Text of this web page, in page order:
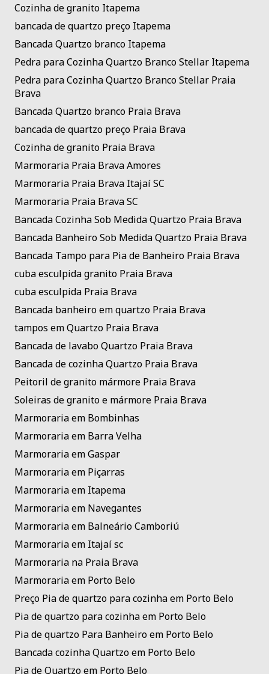
Cozinha de granito Itapema
bancada de quartzo preço Itapema
Bancada Quartzo branco Itapema
Pedra para Cozinha Quartzo Branco Stellar Itapema
Pedra para Cozinha Quartzo Branco Stellar Praia
Brava
Bancada Quartzo branco Praia Brava
bancada de quartzo preço Praia Brava
Cozinha de granito Praia Brava
Marmoraria Praia Brava Amores
Marmoraria Praia Brava Itajaí SC
Marmoraria Praia Brava SC
Bancada Cozinha Sob Medida Quartzo Praia Brava
Bancada Banheiro Sob Medida Quartzo Praia Brava
Bancada Tampo para Pia de Banheiro Praia Brava
cuba esculpida granito Praia Brava
cuba esculpida Praia Brava
Bancada banheiro em quartzo Praia Brava
tampos em Quartzo Praia Brava
Bancada de lavabo Quartzo Praia Brava
Bancada de cozinha Quartzo Praia Brava
Peitoril de granito mármore Praia Brava
Soleiras de granito e mármore Praia Brava
Marmoraria em Bombinhas
Marmoraria em Barra Velha
Marmoraria em Gaspar
Marmoraria em Piçarras
Marmoraria em Itapema
Marmoraria em Navegantes
Marmoraria em Balneário Camboriú
Marmoraria em Itajaí sc
Marmoraria na Praia Brava
Marmoraria em Porto Belo
Preço Pia de quartzo para cozinha em Porto Belo
Pia de quartzo para cozinha em Porto Belo
Pia de quartzo Para Banheiro em Porto Belo
Bancada cozinha Quartzo em Porto Belo
Pia de Quartzo em Porto Belo